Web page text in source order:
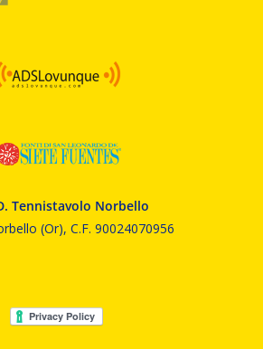
Tennistavolo Norbello
(Or), C.F. 90024070956